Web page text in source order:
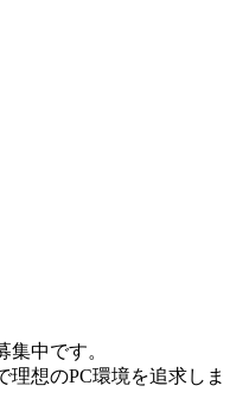
集中です。
想のPC環境を追求しま